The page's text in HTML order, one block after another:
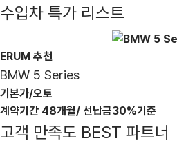
수입차 특가 리스트
ERUM 추천
BMW 5 Series
기본가/오토
계약기간 48개월/ 선납금30%기준
고객 만족도 BEST 파트너